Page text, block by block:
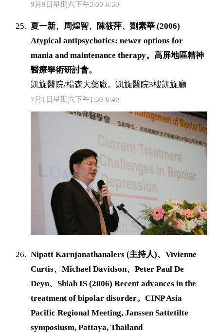
9月9日星期六下午3:00-6:30
夏一新、周煌智、陳筱萍、劉素華 (2006)
Atypical antipsychotics: newer options for
mania and maintenance therapy。高屏地區精神
醫療學術研討會。
凱旋醫院/楊森大藥廠。凱旋醫院3樓凱旋廳
7月1日星期六下午1:30-6:40
Nipatt Karnjanathanalers (主持人)、Vivienne
Curtis、Michael Davidson、Peter Paul De
Deyn、Shiah IS (2006) Recent advances in the
treatment of bipolar disorder。CINP Asia
Pacific Regional Meeting, Janssen Sattetilte
symposiusm, Pattaya, Thailand